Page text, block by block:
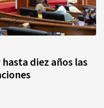
diez años las